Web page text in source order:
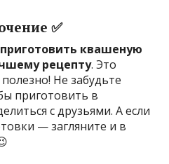
✅
квашеную
рецепту. Это
Не забудьте
приготовить в
с друзьями. А если
— загляните и в